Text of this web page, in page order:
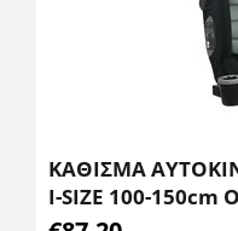
ΚΑΘΙΣΜΑ
I-SIZE 100-150cm